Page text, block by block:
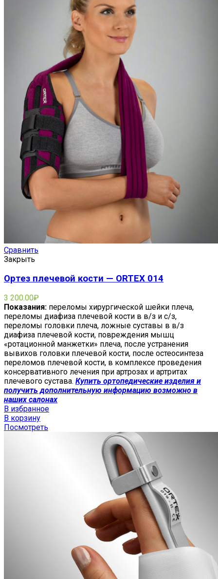
Сравнить
Закрыть
Ортез плечевой кости — ORTEX 014
3 200.00₽
Показания: переломы хирургической шейки плеча,
переломы диафиза плечевой кости в в/з и с/з,
переломы головки плеча, ложные суставы в в/з
диафиза плечевой кости, повреждения мышц
«ротационной манжетки» плеча, после устранения
вывихов головки плечевой кости, после остеосинтеза
переломов плечевой кости, в комплексе проведения
консервативного лечения при артрозах и артритах
плечевого сустава. Купить ортопедические изделия и
получить дополнительную информацию возможно в
наших салонах
В избранное
В корзину
Посмотреть